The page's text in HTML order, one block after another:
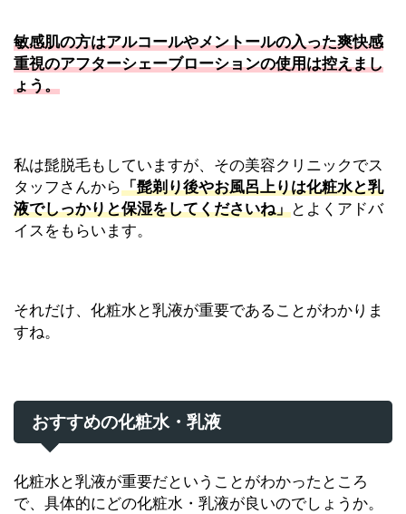
敏感肌の方はアルコールやメントールの入った爽快感
重視のアフターシェーブローションの使用は控えまし
ょう。
私は髭脱毛もしていますが、その美容クリニックでス
タッフさんから「髭剃り後やお風呂上りは化粧水と乳
液でしっかりと保湿をしてくださいね」とよくアドバ
イスをもらいます。
それだけ、化粧水と乳液が重要であることがわかりま
すね。
おすすめの化粧水・乳液
化粧水と乳液が重要だということがわかったところ
で、具体的にどの化粧水・乳液が良いのでしょうか。